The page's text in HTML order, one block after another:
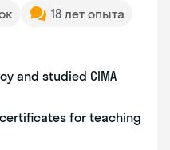
18 лет опыта
and studied CIMA
certificates for teaching